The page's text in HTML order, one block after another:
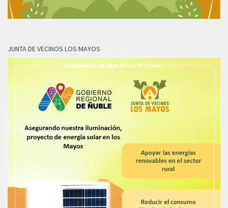
JUNTA DE VECINOS LOS MAYOS